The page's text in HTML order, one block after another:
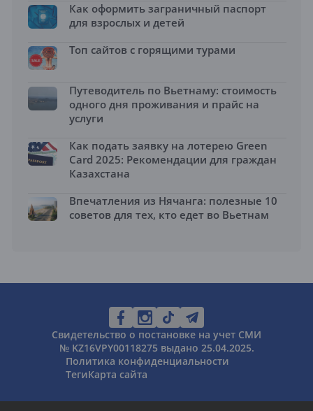
Как оформить заграничный паспорт
для взрослых и детей
Топ сайтов с горящими турами
Путеводитель по Вьетнаму: стоимость
одного дня проживания и прайс на
услуги
Как подать заявку на лотерею Green
Card 2025: Рекомендации для граждан
Казахстана
Впечатления из Нячанга: полезные 10
советов для тех, кто едет во Вьетнам
Свидетельство о постановке на учет СМИ
№ KZ16VPY00118275 выдано 25.04.2025.
Политика конфиденциальности
ТегиКарта сайта